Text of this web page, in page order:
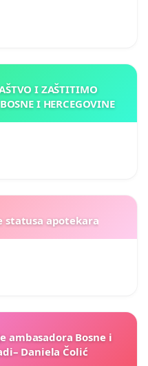
I ZAŠTITIMO
I HERCEGOVINE
statusa apotekara
ambasadora Bosne i
Daniela Čolić